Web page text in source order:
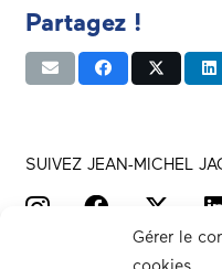
Gérer le
Partagez !
SUIVEZ JEAN-MICHEL